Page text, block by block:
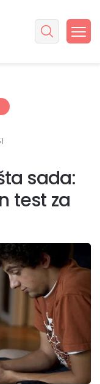
sada:
test za